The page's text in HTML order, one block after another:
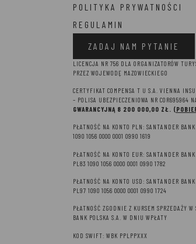
POLITYKA PRYWATNOŚCI
REGULAMIN
ZADAJ NAM PYTANIE
LICENCJA NR 756 DLA ORGANIZATORÓW
PRZEZ WOJEWODĘ MAZOWIECKIEGO
CERTYFIKAT COMPENSA T U S.A. VIENNA
– POLISA UBEZPIECZENIOWA NR COR695964
GWARANCYJNĄ 8 200 000,00 ZŁ.
PŁATNOŚĆ NA KONTO PLN: SANTANDER
1090 1056 0000 0001 0990 1619
PŁATNOŚĆ NA KONTO EUR: SANTANDER BANK
PL83 1090 1056 0000 0001 0990 1782
PŁATNOŚĆ NA KONTO USD: SANTANDER BANK
PL97 1090 1056 0000 0001 0990 1724
PŁATNOŚĆ ZGODNIE Z KURSEM SPRZEDAŻY W
BANK POLSKA S.A. W DNIU WPŁATY
KOD SWIFT: WBK PPLPPXXX